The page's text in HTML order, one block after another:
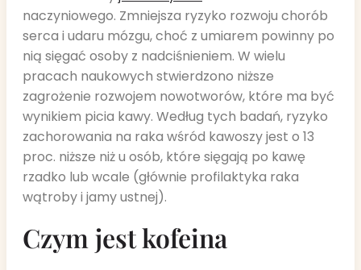
naczyniowego. Zmniejsza ryzyko rozwoju chorób
serca i udaru mózgu, choć z umiarem powinny po
nią sięgać osoby z nadciśnieniem. W wielu
pracach naukowych stwierdzono niższe
zagrożenie rozwojem nowotworów, które ma być
wynikiem picia kawy. Według tych badań, ryzyko
zachorowania na raka wśród kawoszy jest o 13
proc. niższe niż u osób, które sięgają po kawę
rzadko lub wcale (głównie profilaktyka raka
wątroby i jamy ustnej).
Czym jest kofeina